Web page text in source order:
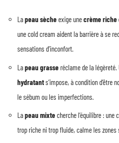
Lapeau sècheexige unecrème riche
une cold cream aident la barrière à se
sensations d’inconfort.
Lapeau grasse réclame de la légèreté.
hydratants’impose, à condition d’être
le sébum ou les imperfections.
Lapeau mixtecherche l’équilibre :
trop riche ni trop fluide, calme les zones